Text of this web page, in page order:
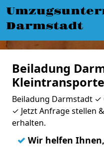
Darmstadt
Beiladung
Beiladung Darmstadt
✓ Jetzt Anfrage stellen
erhalten.
✓ Wir helfen